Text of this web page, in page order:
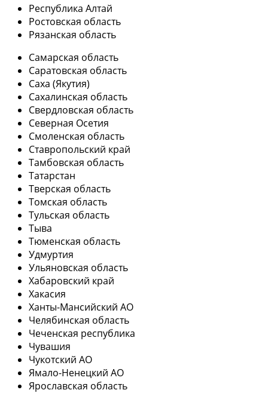
Республика Алтай
Ростовская область
Рязанская область
Самарская область
Саратовская область
Саха (Якутия)
Сахалинская область
Свердловская область
Северная Осетия
Смоленская область
Ставропольский край
Тамбовская область
Татарстан
Тверская область
Томская область
Тульская область
Тыва
Тюменская область
Удмуртия
Ульяновская область
Хабаровский край
Хакасия
Ханты-Мансийский АО
Челябинская область
Чеченская республика
Чувашия
Чукотский АО
Ямало-Ненецкий АО
Ярославская область